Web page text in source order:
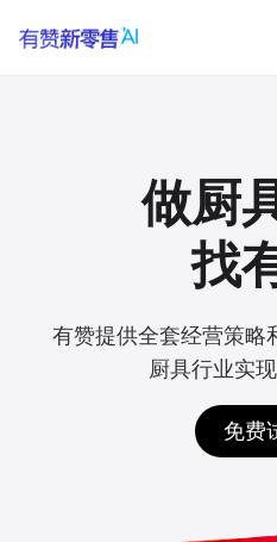
做厨
找
有赞提供全套经营策略
厨具行业实
免费